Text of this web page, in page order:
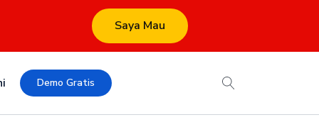
Saya Mau
Demo Gratis